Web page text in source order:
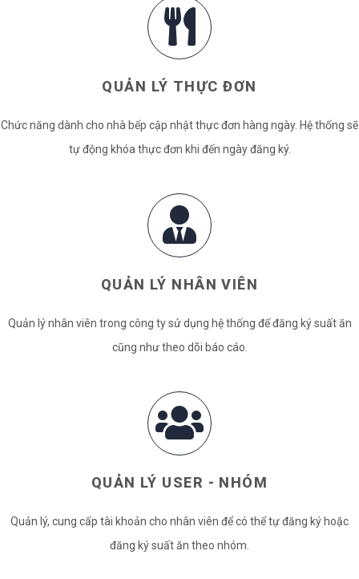
QUẢN LÝ THỰC ĐƠN
Chức năng dành cho nhà bếp cập nhật thực đơn hàng ngày. Hệ thống sẽ
tự động khóa thực đơn khi đến ngày đăng ký.
QUẢN LÝ NHÂN VIÊN
Quản lý nhân viên trong công ty sử dụng hệ thống để đăng ký suất ăn
cũng như theo dõi báo cáo.
QUẢN LÝ USER - NHÓM
Quản lý, cung cấp tài khoản cho nhân viên để có thể tự đăng ký hoặc
đăng ký suất ăn theo nhóm.